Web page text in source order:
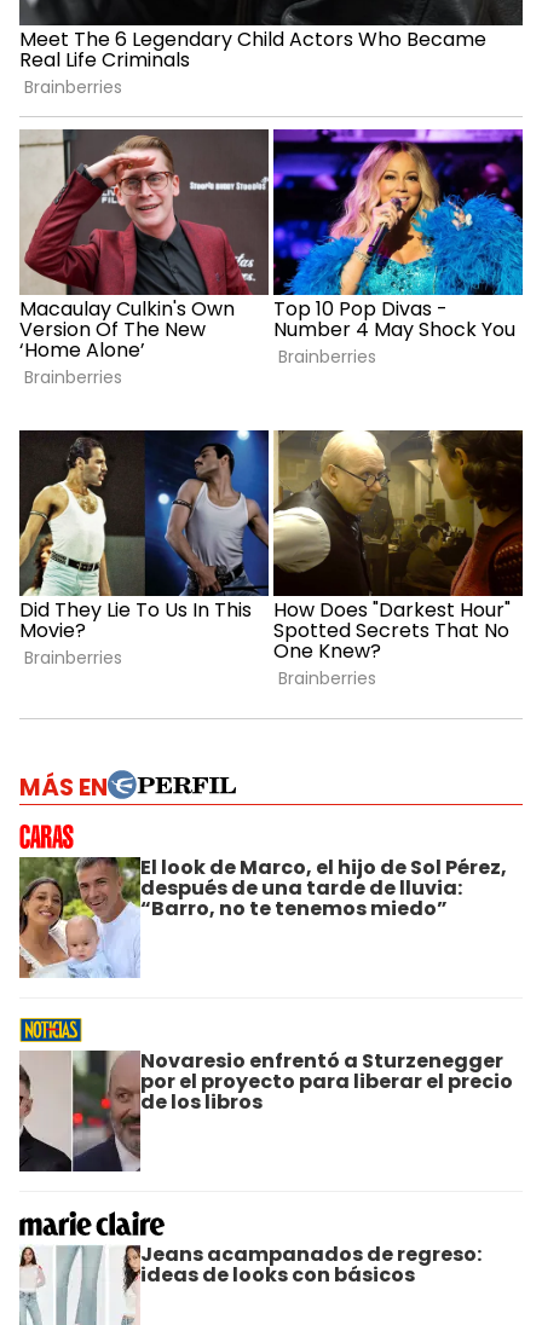
MÁS EN
El look de Marco, el hijo de Sol Pérez,
después de una tarde de lluvia:
“Barro, no te tenemos miedo”
Novaresio enfrentó a Sturzenegger
por el proyecto para liberar el precio
de los libros
Jeans acampanados de regreso:
ideas de looks con básicos